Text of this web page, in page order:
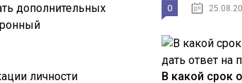
дополнительных
личности
0
В какой срок